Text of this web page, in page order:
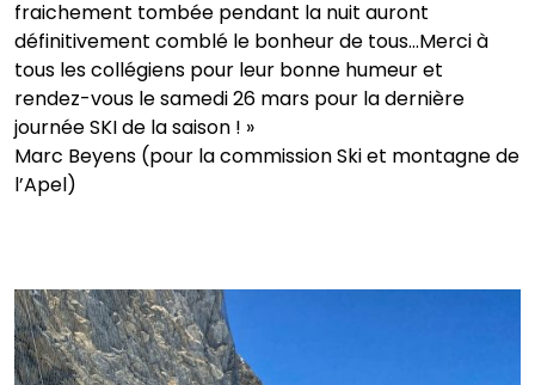
fraichement tombée pendant la nuit auront
définitivement comblé le bonheur de tous…Merci à
tous les collégiens pour leur bonne humeur et
rendez-vous le samedi 26 mars pour la dernière
journée SKI de la saison ! »
Marc Beyens (pour la commission Ski et montagne de
l’Apel)